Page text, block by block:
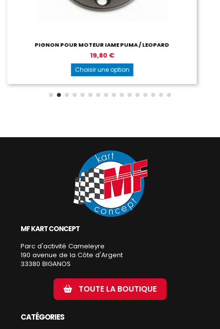
Choisir une option
MF KART CONCEPT
Parc d'activité Cameleyre
190 avenue de la Côte d'Argent
33380 BIGANOS
TOUTE LA BOUTIQUE
CATÉGORIES